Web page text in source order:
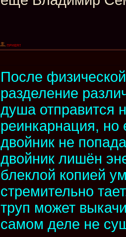
После
разделение
душа отправится
реинкарнация,
двойник не
двойник лишён
блеклой копией
стремительно
труп может
самом деле не